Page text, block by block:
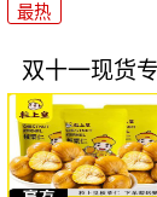
最热
双十一现货